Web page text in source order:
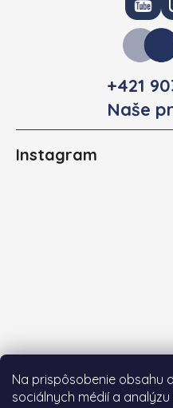
Na prispôsobenie obsahu
sociálnych médií a
+421
Naše
Instagram